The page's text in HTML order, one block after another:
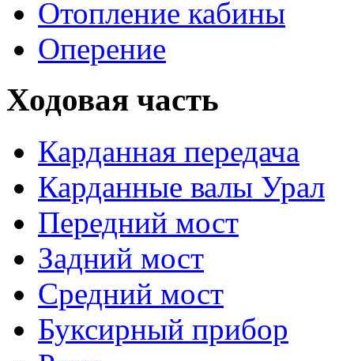
Отопление кабины
Оперение
Ходовая часть
Карданная передача
Карданные валы Урал
Передний мост
Задний мост
Средний мост
Буксирный прибор